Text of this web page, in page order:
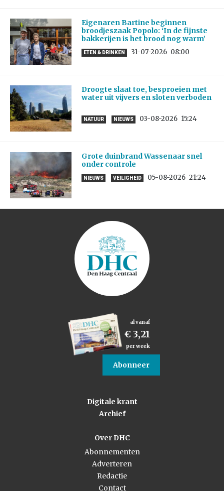
Eigenaren Bartine beginnen
broodjeszaak Popolo: ‘In de fijnste
bakkerijen is het brood nog warm’
ETEN & DRINKEN 31-07-2026 08:00
Droogte slaat toe, besproeien met
water uit vijvers en sloten verboden
NATUUR NIEUWS 03-08-2026 15:24
Grote duinbrand Wassenaar snel
onder controle
NIEUWS VEILIGHEID 05-08-2026 21:24
al vanaf
€ 3,21
per week
Abonneer
Digitale krant
Archief
Over DHC
Abonnementen
Adverteren
Redactie
Contact